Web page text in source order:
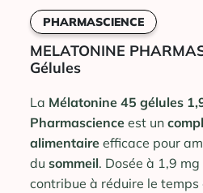
PHARMASCIENCE
MELATONINE
Gélules
La Mélatonine 45 gélules
Pharmascience est un
alimentaire efficace pour
du sommeil. Dosée à 1,9
contribue à réduire le temps